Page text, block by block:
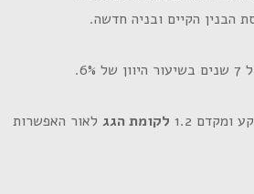
הבנין הקיים ובניה חדשה.
ומקדם 1.2 לקומת הגג לאור האפשרות